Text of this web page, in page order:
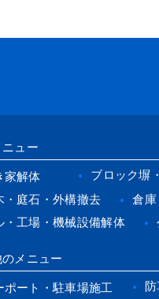
ュー
家解体 ブロック塀
・庭石・外構撤去
倉
・工場・機械設備解体
メニュー
ポート・駐車場施工